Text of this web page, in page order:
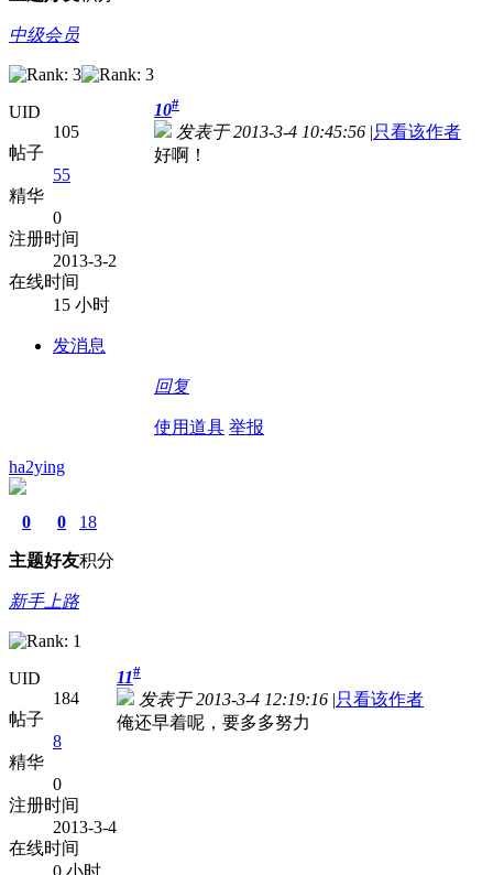
中级会员
UID
105
帖子
55
精华
0
注册时间
2013-3-2
在线时间
15 小时
发消息
10#
发表于 2013-3-4 10:45:56 |只看该作者
好啊！
回复
使用道具 举报
ha2ying
0
主题
0
好友
18
积分
新手上路
UID
184
帖子
8
精华
0
注册时间
2013-3-4
在线时间
0 小时
11#
发表于 2013-3-4 12:19:16 |只看该作者
俺还早着呢，要多多努力